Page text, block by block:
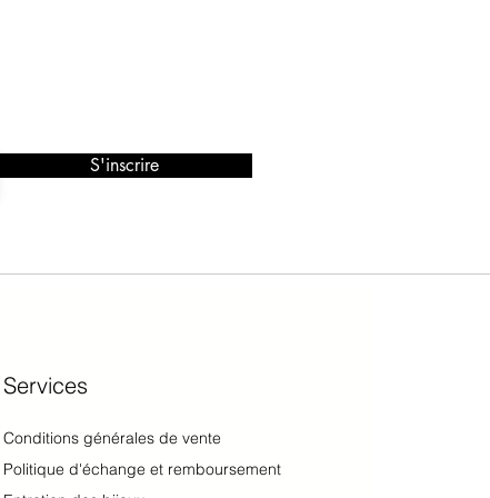
S'inscrire
Services​
Conditions générales de vente
Politique d'échange et remboursement